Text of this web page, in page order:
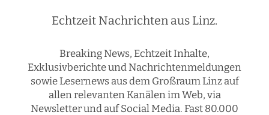
Echtzeit Nachrichten aus Linz.
Breaking News, Echtzeit Inhalte,
Exklusivberichte und Nachrichtenmeldungen
sowie Lesernews aus dem Großraum Linz auf
allen relevanten Kanälen im Web, via
Newsletter und auf Social Media. Fast 80.000